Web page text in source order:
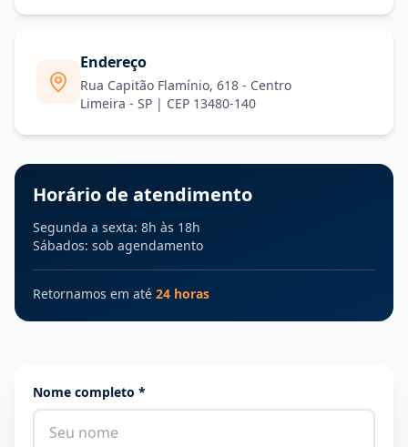
Endereço
Rua Capitão Flamínio, 618 - Centro
Limeira - SP | CEP 13480-140
Horário de atendimento
Segunda a sexta: 8h às 18h
Sábados: sob agendamento
Retornamos em até 24 horas
Nome completo *